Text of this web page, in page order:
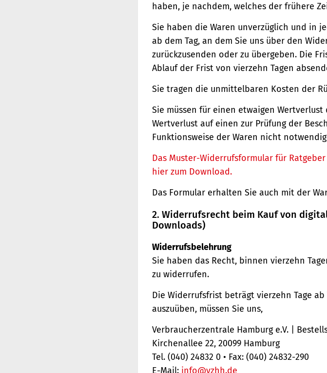
haben, je nachdem, welches der frühere
Sie haben die Waren unverzüglich und in
ab dem Tag, an dem Sie uns über den
zurückzusenden oder zu übergeben. Die
Ablauf der Frist von vierzehn Tagen
Sie tragen die unmittelbaren Kosten der
Sie müssen für einen etwaigen
Wertverlust auf einen zur Prüfung der
Funktionsweise der Waren nicht
Das Muster-Widerrufsformular für
hier zum Download.
Das Formular erhalten Sie auch mit der
2. Widerrufsrecht beim Kauf von
Downloads)
Widerrufsbelehrung
Sie haben das Recht, binnen vierzehn
zu widerrufen.
Die Widerrufsfrist beträgt vierzehn Tage
auszuüben, müssen Sie uns,
Verbraucherzentrale Hamburg e.V. |
Kirchenallee 22, 20099 Hamburg
Tel. (040) 24832 0 • Fax: (040) 24832-290
E-Mail: info@vzhh.de